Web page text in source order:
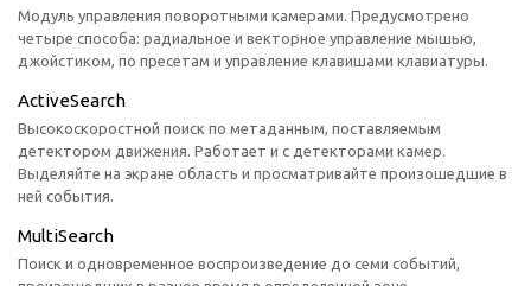
Модуль управления поворотными камерами. Предусмотрено
четыре способа: радиальное и векторное управление мышью,
джойстиком, по пресетам и управление клавишами клавиатуры.
ActiveSearch
Высокоскоростной поиск по метаданным, поставляемым
детектором движения. Работает и с детекторами камер.
Выделяйте на экране область и просматривайте произошедшие в
ней события.
MultiSearch
Поиск и одновременное воспроизведение до семи событий,